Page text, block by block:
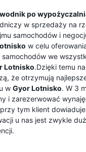
po
w sprzedaży na
samochodów i
w celu
samochodów we
Lotnisko.Dzięki temu
że otrzymują
w Gyor Lotnisko. W 3
i zarezerwować
tym klient
u nas jest zwykle